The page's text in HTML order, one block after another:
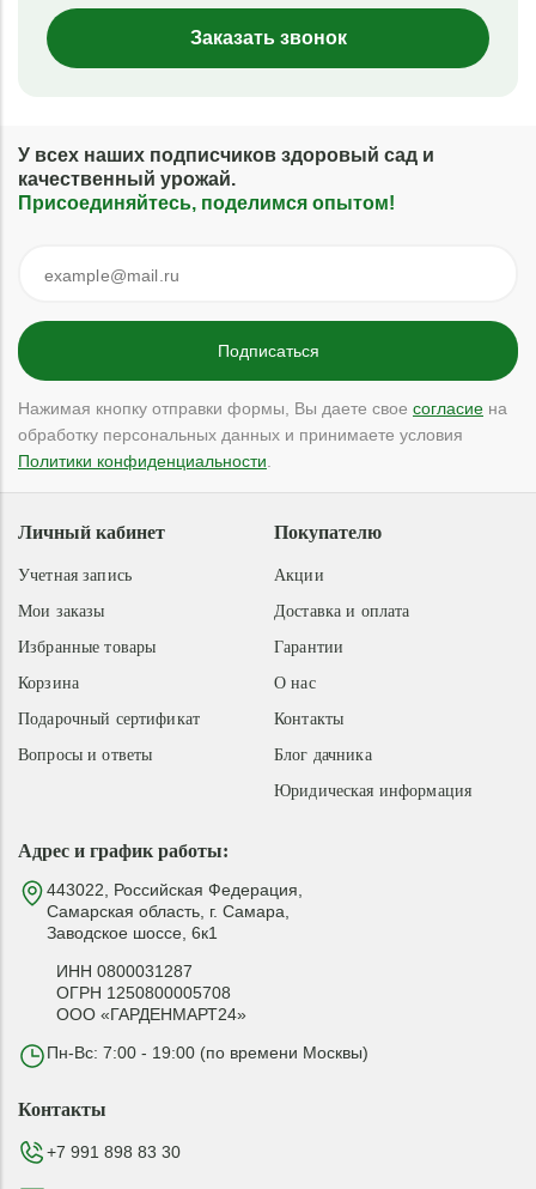
Заказать звонок
У всех наших подписчиков здоровый сад и
качественный урожай.
Присоединяйтесь, поделимся опытом!
Нажимая кнопку отправки формы, Вы даете свое согласие на
обработку персональных данных и принимаете условия
Политики конфиденциальности
Адрес и график работы:
443022, Российская Федерация,
Самарская область, г. Самара,
Заводское шоссе, 6к1
ИНН 0800031287
ОГРН 1250800005708
ООО «ГАРДЕНМАРТ24»
Пн-Вс: 7:00 - 19:00 (по времени Москвы)
Покупателю
Акции
Доставка и оплата
Гарантии
О нас
Контакты
Блог дачника
Юридическая информация
Личный кабинет
Учетная запись
Мои заказы
Избранные товары
Корзина
Подарочный сертификат
Вопросы и ответы
Контакты
+7 991 898 83 30